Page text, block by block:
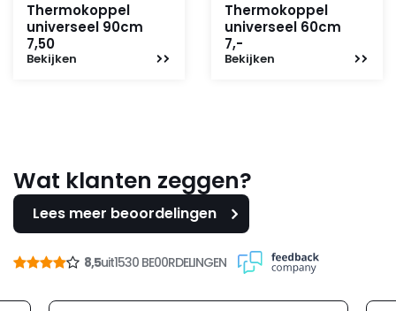
Thermokoppel
universeel 90cm
7,50
Bekijken
Thermokoppel
universeel 60cm
7,-
Bekijken
Wat klanten zeggen?
Lees meer beoordelingen
8,5uit1530 BE00RDELINGEN